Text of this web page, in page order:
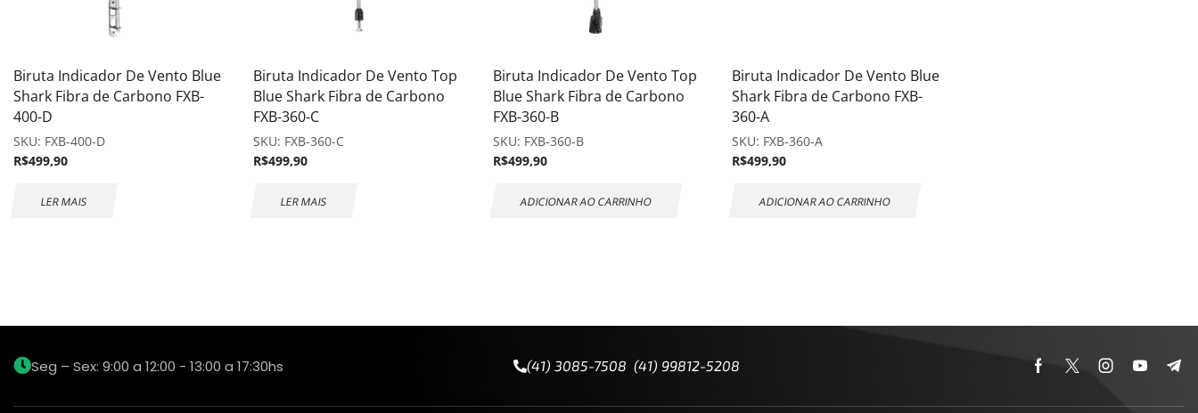
Biruta Indicador De Vento Blue
Shark Fibra de Carbono FXB-
400-D
SKU: FXB-400-D
R$499,90
LER MAIS
Biruta Indicador De Vento Top
Blue Shark Fibra de Carbono
FXB-360-C
SKU: FXB-360-C
R$499,90
LER MAIS
Biruta Indicador De Vento Top
Blue Shark Fibra de Carbono
FXB-360-B
SKU: FXB-360-B
R$499,90
ADICIONAR AO CARRINHO
Biruta Indicador De Vento Blue
Shark Fibra de Carbono FXB-
360-A
SKU: FXB-360-A
R$499,90
ADICIONAR AO CARRINHO
Seg – Sex: 9:00 a 12:00 - 13:00 a 17:30hs (41) 3085-7508 (41) 99812-5208